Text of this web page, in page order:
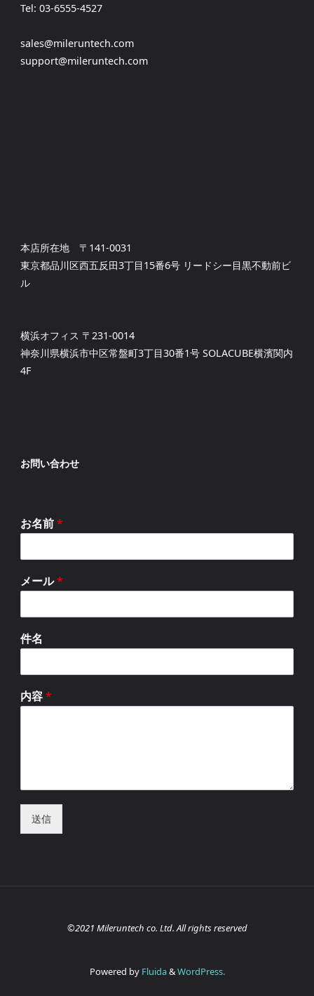
ゲ
ン
Tel: 03-6555-4527
sales@mileruntech.com
support@mileruntech.com
本店所在地 〒141-0031
東京都品川区西五反田3丁目15番6号 リードシー目黒不動前ビ
ル
横浜オフィス 〒231-0014
神奈川県横浜市中区常盤町3丁目30番1号 SOLACUBE横濱関内
4F
お問い合わせ
お名前*
メール*
件名
内容*
送信
©2021 Mileruntech co. Ltd. All rights reserved
Powered byFluida&WordPress.